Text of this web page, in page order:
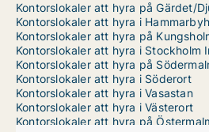
Kontorslokaler att hyra på Gärdet/
Kontorslokaler att hyra i
Kontorslokaler att hyra på
Kontorslokaler att hyra i Stockholm
Kontorslokaler att hyra på
Kontorslokaler att hyra i Söderort
Kontorslokaler att hyra i Vasastan
Kontorslokaler att hyra i Västerort
Kontorslokaler att hyra på